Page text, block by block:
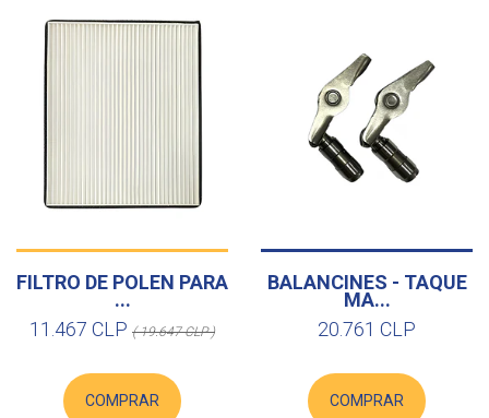
FILTRO DE POLEN PARA
...
11.467 CLP ( 19.647 CLP )
COMPRAR
BALANCINES - TAQUE
MA...
20.761 CLP
COMPRAR